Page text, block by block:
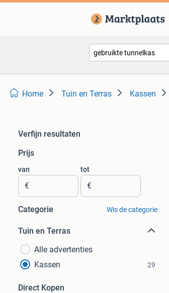
Home Tuin en Terras Kassen
Verfijn resultaten
Prijs
van
€
tot
€
Categorie Wis de categorie
Tuin en Terras
Alle advertenties
Kassen
29
Direct Kopen